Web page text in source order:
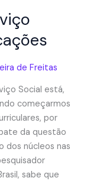
de Freitas
Social está,
começarmos
por
da questão
dos núcleos nas
sabe que